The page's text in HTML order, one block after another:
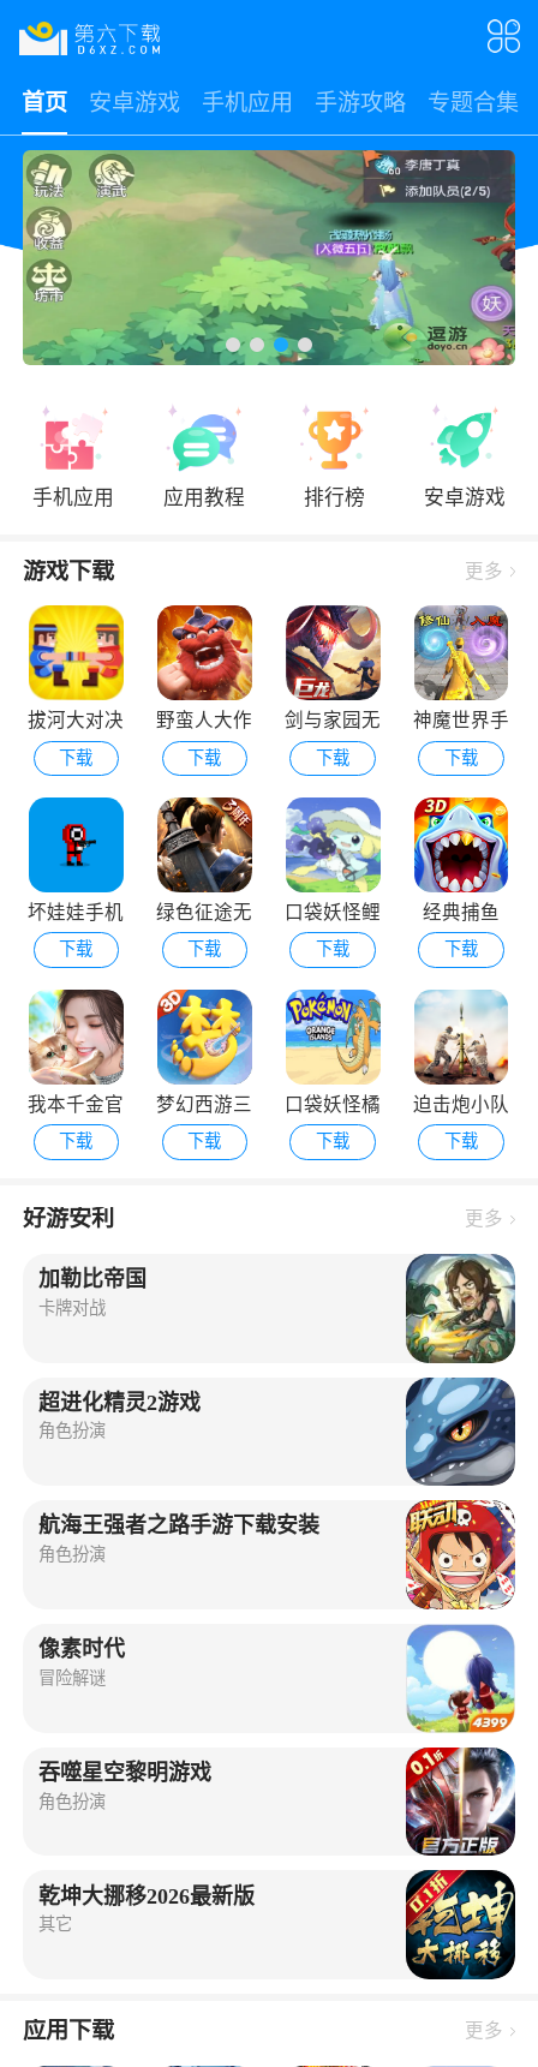
首页 安卓游戏 手机应用 手游攻略 专题合集
手机应用 应用教程 排行榜 安卓游戏
游戏下载 更多
拔河大对决
下载
野蛮人大作
战外国版
下载
剑与家园无
敌版
下载
神魔世界手
机版
下载
坏娃娃手机
版
下载
绿色征途无
限元宝版
下载
口袋妖怪鲤
鱼王的逆袭
内置菜单
下载
经典捕鱼
下载
我本千金官
方版
下载
梦幻西游三
维版
下载
口袋妖怪橘
子群岛手机
下载
迫击炮小队
最新版
下载
好游安利 更多
加勒比帝国
卡牌对战
超进化精灵2游戏
角色扮演
航海王强者之路手游下载安装
角色扮演
像素时代
冒险解谜
吞噬星空黎明游戏
角色扮演
乾坤大挪移2026最新版
其它
应用下载 更多